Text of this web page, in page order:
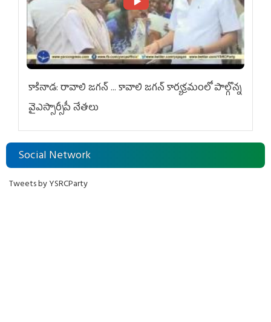
కాకినాడ: రావాలి జగన్ ... కావాలి జగన్ కార్యక్రమంలో పాల్గొన్న
వైఎస్సార్సీపీ నేతలు
Social Network
Tweets by YSRCParty